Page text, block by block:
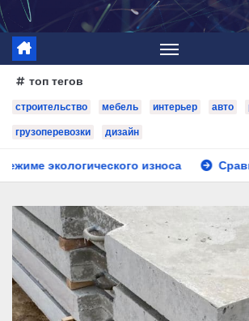
топ тегов
строительство мебель интерьер авто
грузоперевозки дизайн
износа Сравнение плит ПД и ПАГ: